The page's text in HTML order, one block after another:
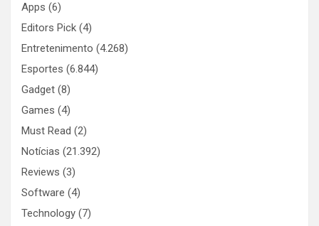
Apps (6)
Editors Pick (4)
Entretenimento (4.268)
Esportes (6.844)
Gadget (8)
Games (4)
Must Read (2)
Notícias (21.392)
Reviews (3)
Software (4)
Technology (7)